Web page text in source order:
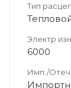
Тип
Электр
6000
Имп./Отеч.